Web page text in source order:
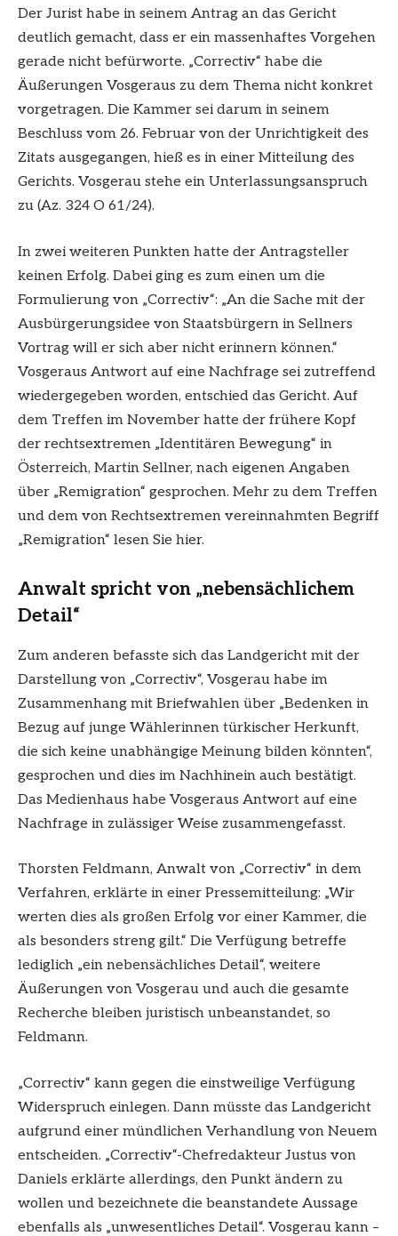
Der Jurist habe in seinem Antrag an das Gericht
deutlich gemacht, dass er ein massenhaftes Vorgehen
gerade nicht befürworte. „Correctiv“ habe die
Äußerungen Vosgeraus zu dem Thema nicht konkret
vorgetragen. Die Kammer sei darum in seinem
Beschluss vom 26. Februar von der Unrichtigkeit des
Zitats ausgegangen, hieß es in einer Mitteilung des
Gerichts. Vosgerau stehe ein Unterlassungsanspruch
zu (Az. 324 O 61/24).
In zwei weiteren Punkten hatte der Antragsteller
keinen Erfolg. Dabei ging es zum einen um die
Formulierung von „Correctiv“: „An die Sache mit der
Ausbürgerungsidee von Staatsbürgern in Sellners
Vortrag will er sich aber nicht erinnern können.“
Vosgeraus Antwort auf eine Nachfrage sei zutreffend
wiedergegeben worden, entschied das Gericht. Auf
dem Treffen im November hatte der frühere Kopf
der rechtsextremen „Identitären Bewegung“ in
Österreich, Martin Sellner, nach eigenen Angaben
über „Remigration“ gesprochen. Mehr zu dem Treffen
und dem von Rechtsextremen vereinnahmten Begriff
„Remigration“ lesen Sie hier.
Anwalt spricht von „nebensächlichem
Detail“
Zum anderen befasste sich das Landgericht mit der
Darstellung von „Correctiv“, Vosgerau habe im
Zusammenhang mit Briefwahlen über „Bedenken in
Bezug auf junge Wählerinnen türkischer Herkunft,
die sich keine unabhängige Meinung bilden könnten“,
gesprochen und dies im Nachhinein auch bestätigt.
Das Medienhaus habe Vosgeraus Antwort auf eine
Nachfrage in zulässiger Weise zusammengefasst.
Thorsten Feldmann, Anwalt von „Correctiv“ in dem
Verfahren, erklärte in einer Pressemitteilung: „Wir
werten dies als großen Erfolg vor einer Kammer, die
als besonders streng gilt.“ Die Verfügung betreffe
lediglich „ein nebensächliches Detail“, weitere
Äußerungen von Vosgerau und auch die gesamte
Recherche bleiben juristisch unbeanstandet, so
Feldmann.
„Correctiv“ kann gegen die einstweilige Verfügung
Widerspruch einlegen. Dann müsste das Landgericht
aufgrund einer mündlichen Verhandlung von Neuem
entscheiden. „Correctiv“-Chefredakteur Justus von
Daniels erklärte allerdings, den Punkt ändern zu
wollen und bezeichnete die beanstandete Aussage
ebenfalls als „unwesentliches Detail“. Vosgerau kann –